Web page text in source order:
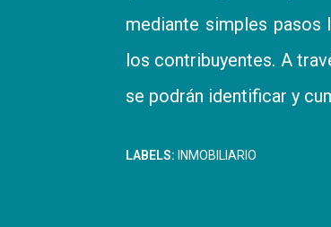
mediante simples pasos
los contribuyentes. A
se podrán identificar y
LABELS: INMOBILIARIO